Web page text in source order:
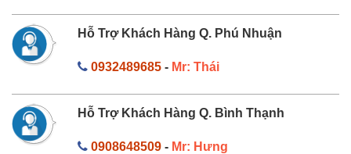
Hỗ Trợ Khách Hàng Q. Phú Nhuận
0932489685- Mr: Thái
Hỗ Trợ Khách Hàng Q. Bình Thạnh
0908648509- Mr: Hưng